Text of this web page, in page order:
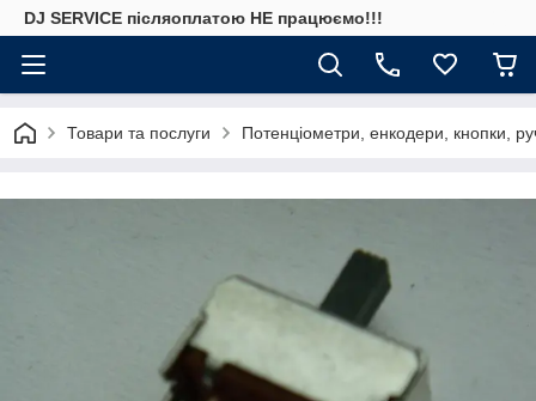
DJ SERVICE пiсляоплатою НЕ працюємо!!!
Товари та послуги Потенціометри, енкодери, кнопки,